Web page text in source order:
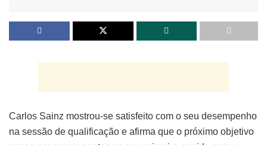
Carlos Sainz mostrou-se satisfeito com o seu desempenho
na sessão de qualificação e afirma que o próximo objetivo